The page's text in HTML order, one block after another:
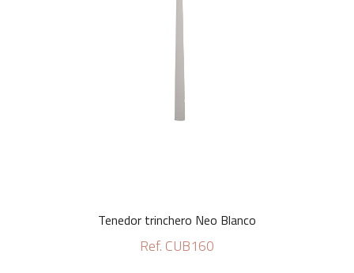
Tenedor trinchero Neo Blanco
Ref. CUB160